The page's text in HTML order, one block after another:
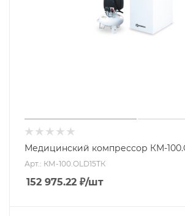
Медицинский компрессор КМ-
Арт.: КМ-100.OLD15ТК
152 975.22 ₽/шт